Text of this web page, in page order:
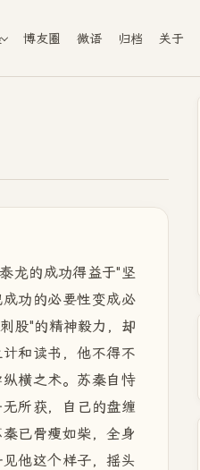
博友圈 微语 归档 关于
龙的成功得益于"坚
功的必要性变成必
股"的精神毅力，却
和读书，他不得不
横之术。苏秦自恃
所获，自己的盘缠
已骨瘦如柴，全身
他这个样子，摇头